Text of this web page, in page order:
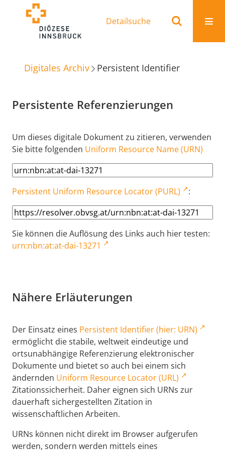
Detailsuche
Digitales Archiv Persistent Identifier
Persistente Referenzierungen
Um dieses digitale Dokument zu zitieren, verwenden
Sie bitte folgenden Uniform Resource Name (URN)
Persistent Uniform Resource Locator (PURL) :
Sie können die Auflösung des Links auch hier testen:
urn:nbn:at:at-dai-13271
Nähere Erläuterungen
Der Einsatz eines Persistent Identifier (hier: URN)
ermöglicht die stabile, weltweit eindeutige und
ortsunabhängige Referenzierung elektronischer
Dokumente und bietet so auch bei einem sich
ändernden Uniform Resource Locator (URL)
Zitationssicherheit. Daher eignen sich URNs zur
dauerhaft sichergestellten Zitation in
wissenschaftlichen Arbeiten.
URNs können nicht direkt im Browser aufgerufen
werden, sondern werden mittels eines